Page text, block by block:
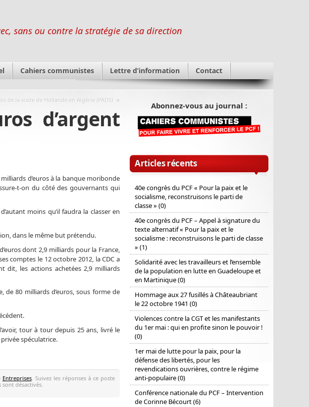
sans ou contre la stratégie de sa direction
Cahiers communistes Lettre d’information Contact
de la visite de Hollande en Algérie (PADS) »
d’argent
d’euros à la banque moribonde
t-on du côté des gouvernants qui
moins qu’il faudra la classer en
dans le même but prétendu.
dont 2,9 milliards pour la France,
comptes le 12 octobre 2012, la CDC a
dit, les actions achetées 2,9 milliards
de 80 milliards d’euros, sous forme de
tour à tour depuis 25 ans, livré le
spéculatrice.
Entreprises. Suivez les réponses à ce poste
désactivés.
Abonnez-vous au journal :
Articles récents
40e congrès du PCF « Pour la paix et le
socialisme, reconstruisons le parti de
classe » (0)
40e congrès du PCF – Appel à signature du
texte alternatif « Pour la paix et le
socialisme : reconstruisons le parti de classe
» (1)
Solidarité avec les travailleurs et l’ensemble
de la population en lutte en Guadeloupe et
en Martinique (0)
Hommage aux 27 fusillés à Châteaubriant
le 22 octobre 1941 (0)
Violences contre la CGT et les manifestants
du 1er mai : qui en profite sinon le pouvoir !
(0)
1er mai de lutte pour la paix, pour la
défense des libertés, pour les
revendications ouvrières, contre le régime
anti-populaire (0)
Conférence nationale du PCF – Intervention
de Corinne Bécourt (6)